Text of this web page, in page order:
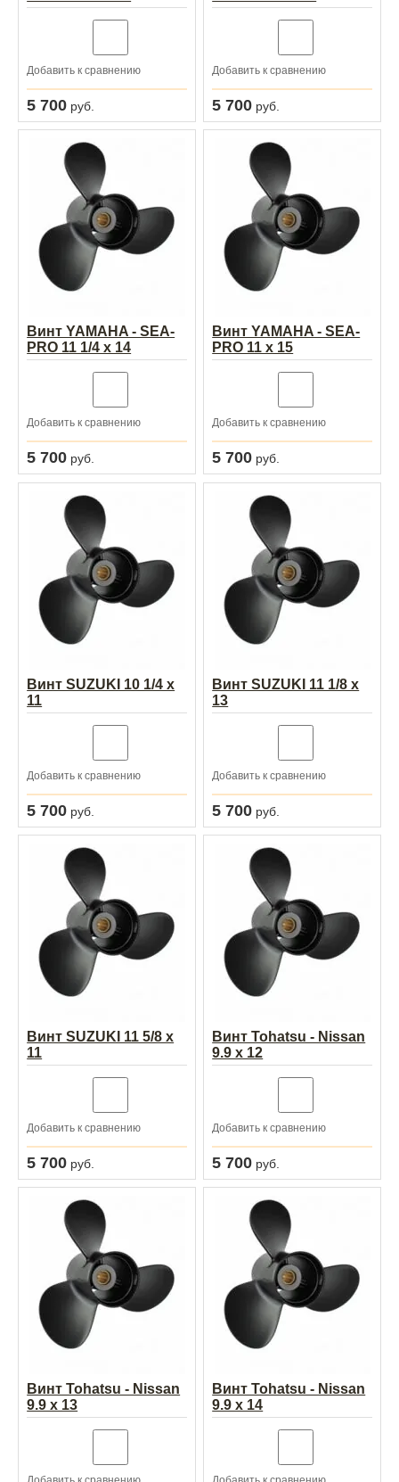
Добавить к сравнению
5 700 руб.
Добавить к сравнению
5 700 руб.
Винт YAMAHA - SEA-
PRO 11 1/4 х 14
Добавить к сравнению
5 700 руб.
Винт YAMAHA - SEA-
PRO 11 х 15
Добавить к сравнению
5 700 руб.
Винт SUZUKI 10 1/4 х
11
Добавить к сравнению
5 700 руб.
Винт SUZUKI 11 1/8 х
13
Добавить к сравнению
5 700 руб.
Винт SUZUKI 11 5/8 х
11
Добавить к сравнению
5 700 руб.
Винт Tohatsu - Nissan
9.9 x 12
Добавить к сравнению
5 700 руб.
Винт Tohatsu - Nissan
9.9 x 13
Винт Tohatsu - Nissan
9.9 x 14